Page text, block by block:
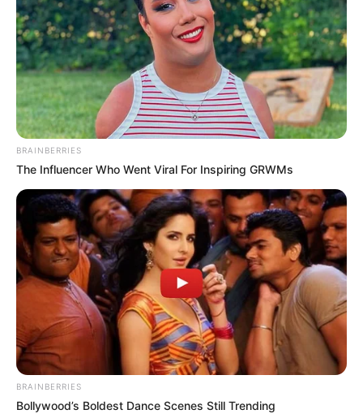
BRAINBERRIES
The Influencer Who Went Viral For Inspiring GRWMs
BRAINBERRIES
Bollywood’s Boldest Dance Scenes Still Trending